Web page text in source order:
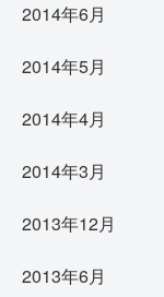
2014年6月
2014年5月
2014年4月
2014年3月
2013年12月
2013年6月